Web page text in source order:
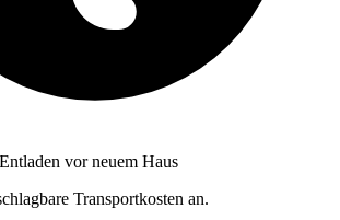
vor neuem Haus
Transportkosten an.